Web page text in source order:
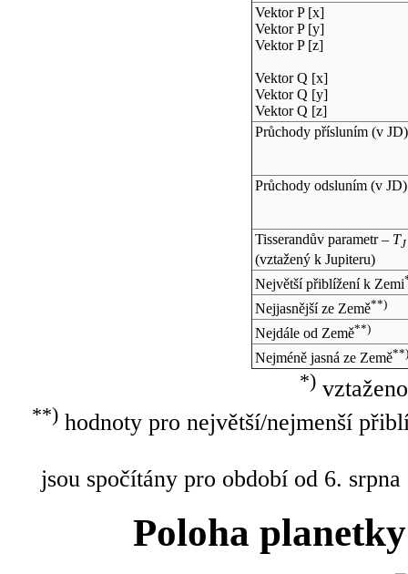
Vektor P [x]
Vektor P [y]
Vektor P [z]
Vektor Q [x]
Vektor Q [y]
Vektor Q [z]
Průchody přísluním (v JD)
Průchody odsluním (v JD)
Tisserandův parametr – TJ
(vztažený k Jupiteru)
Největší přiblížení k Zemi
Nejjasnější ze Země**)
Nejdále od Země**)
Nejméně jasná ze Země**)
*)
**)hodnoty pro největší/nejmenší
jsou spočítány pro období od 6.
Poloha